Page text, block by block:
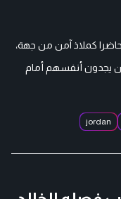
كملاذ آمن من جهة،
يجدون أنفسهم أمام
jordan